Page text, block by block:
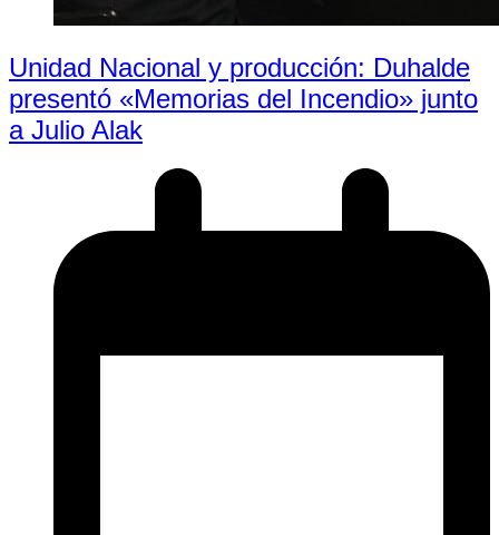
Unidad Nacional y producción: Duhalde
presentó «Memorias del Incendio» junto
a Julio Alak